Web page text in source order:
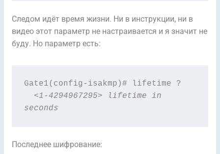
Следом идёт время жизни. Ни в инструкции, ни в
видео этот параметр не настраивается и я значит не
буду. Но параметр есть:
seconds
Последнее шифрование: